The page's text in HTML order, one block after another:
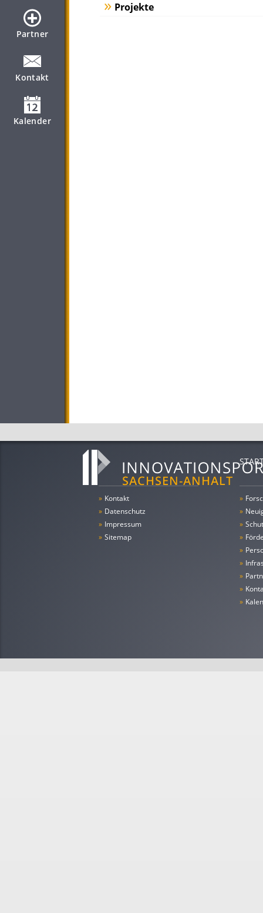
Partner
Kontakt
Kalender
Projekte
» Kontakt
» Datenschutz
» Impressum
» Sitemap
»
»
»
»
»
»
»
»
»